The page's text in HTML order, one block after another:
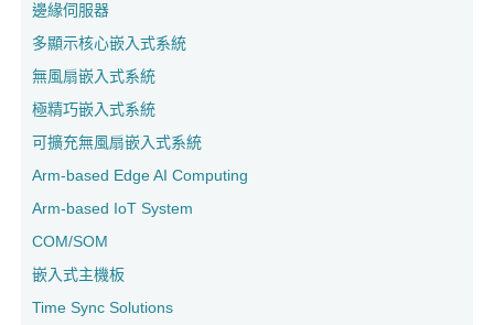
邊緣伺服器
多顯示核心嵌入式系統
無風扇嵌入式系統
極精巧嵌入式系統
可擴充無風扇嵌入式系統
Arm-based Edge AI Computing
Arm-based IoT System
COM/SOM
嵌入式主機板
Time Sync Solutions